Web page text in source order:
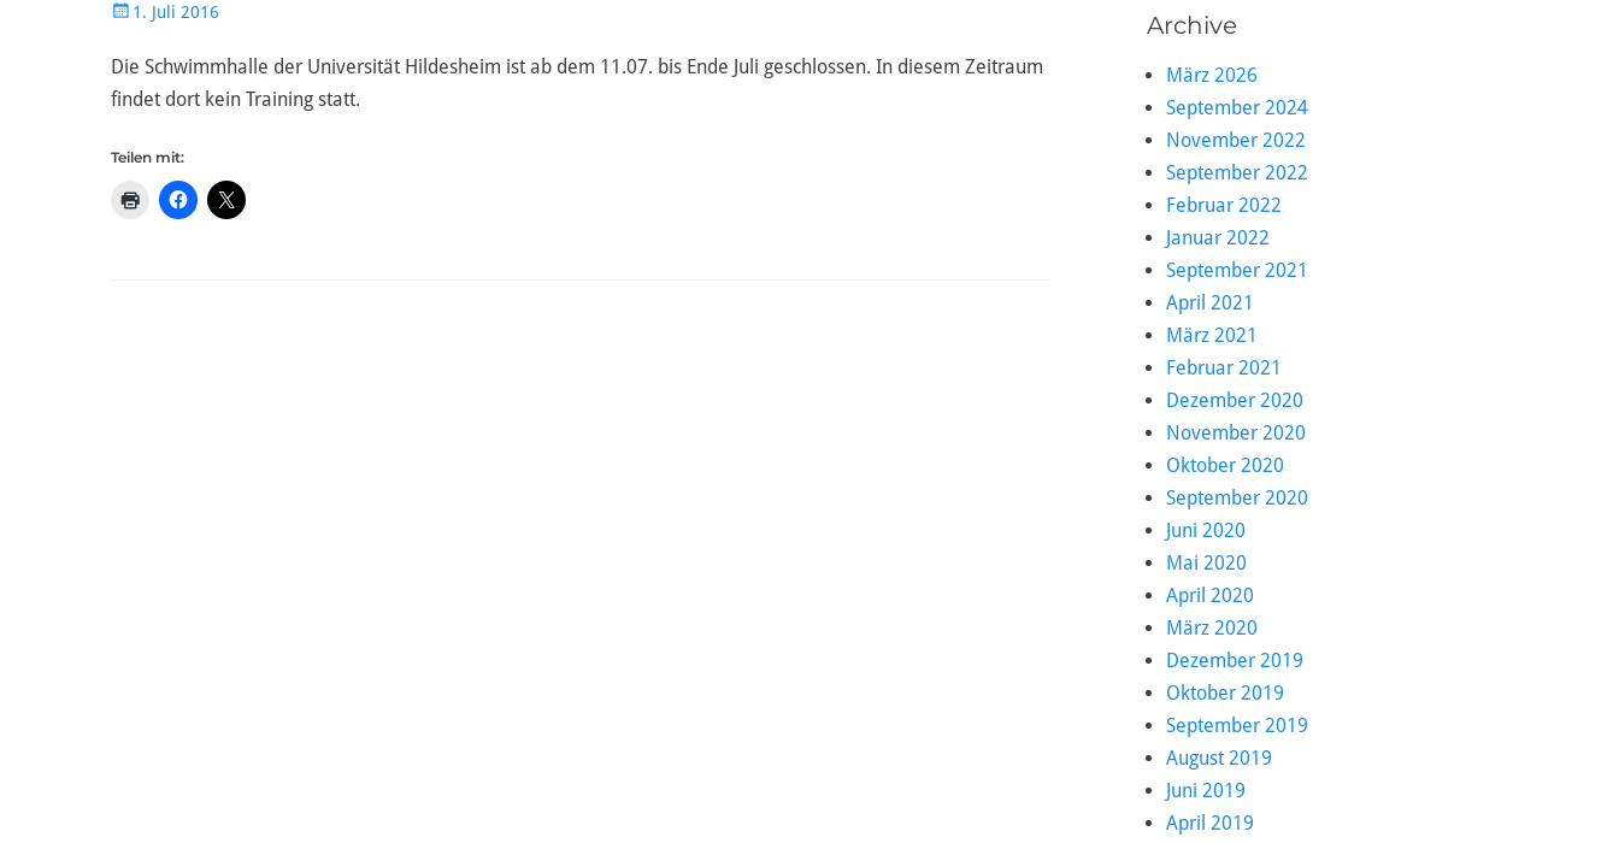
Veröffentlicht
1. Juli 2016
Die Schwimmhalle der Universität Hildesheim ist ab dem 11.07. bis Ende Juli geschlossen. In diesem Zeitraum
findet dort kein Training statt.
Teilen mit:
Archive
März 2026
September 2024
November 2022
September 2022
Februar 2022
Januar 2022
September 2021
April 2021
März 2021
Februar 2021
Dezember 2020
November 2020
Oktober 2020
September 2020
Juni 2020
Mai 2020
April 2020
März 2020
Dezember 2019
Oktober 2019
September 2019
August 2019
Juni 2019
April 2019